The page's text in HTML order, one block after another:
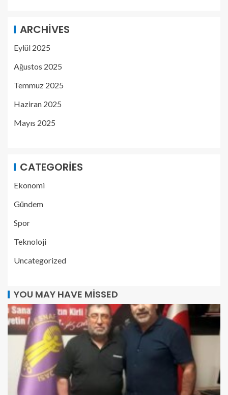
ARCHIVES
Eylül 2025
Ağustos 2025
Temmuz 2025
Haziran 2025
Mayıs 2025
CATEGORIES
Ekonomi
Gündem
Spor
Teknoloji
Uncategorized
YOU MAY HAVE MISSED